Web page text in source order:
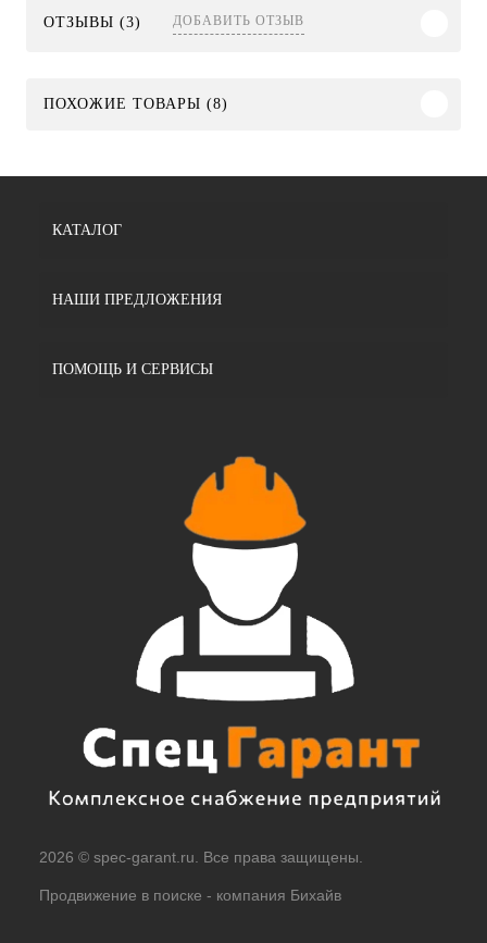
ОТЗЫВЫ (3) ДОБАВИТЬ ОТЗЫВ
ПОХОЖИЕ ТОВАРЫ (8)
КАТАЛОГ
НАШИ ПРЕДЛОЖЕНИЯ
ПОМОЩЬ И СЕРВИСЫ
2026 © spec-garant.ru. Все права защищены.
Продвижение в поиске - компания Бихайв